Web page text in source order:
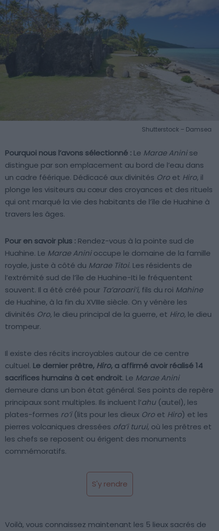
Shutterstock – Damsea
Pourquoi nous l’avons sélectionné : Le Marae Aninise
distingue par son emplacement au bord de l’eau dans
un cadre féérique. Dédicacé aux divinités Oro et Hiro, il
plonge les visiteurs au cœur des croyances et des rituels
qui ont marqué la vie des habitants de l’île de Huahine à
travers les âges.
Pour en savoir plus : Rendez-vous à la pointe sud de
Huahine. Le Marae Aninioccupe le domaine de la famille
royale, juste à côté du Marae Titoi. Les résidents de
l’extrémité sud de l’île de Huahine-Iti le fréquentent
souvent. Il a été créé pour Ta’aroari’i, fils du roi Mahine
de Huahine, à la fin du XVIIIe siècle. On y vénère les
divinités Oro, le dieu principal de la guerre, et Hiro, le dieu
trompeur.
Il existe des récits incroyables autour de ce centre
cultuel. Le dernier prêtre, Hiro, a affirmé avoir réalisé 14
sacrifices humains à cet endroit. Le Marae Anini
demeure dans un bon état général. Ses points de repère
principaux sont multiples. Ils incluent l’ahu (autel), les
plates-formes ro’i(lits pour les dieux Oro et Hiro) et les
pierres volcaniques dressées ofa’i turui, où les prêtres et
les chefs se reposent ou érigent des monuments
commémoratifs.
S'y rendre
Voilà, vous connaissez maintenant les 5 lieux sacrés de